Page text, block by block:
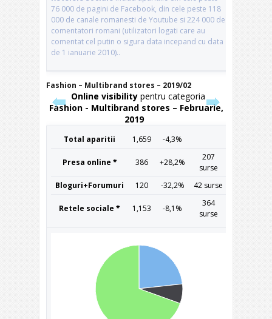
Fashion – Multibrand stores – 2019/02